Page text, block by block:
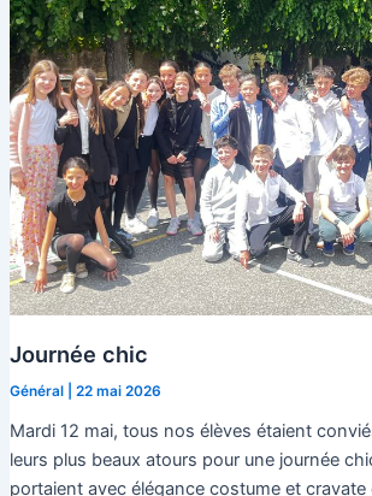
Journée chic
Général| 22 mai 2026
Mardi 12 mai, tous nos élèves étaient
leurs plus beaux atours pour une journée
portaient avec élégance costume et